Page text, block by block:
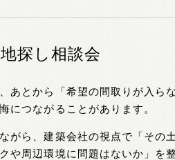
探し相談会
あとから「希望の間取りが入ら
につながることがあります。
ら、建築会社の視点で「その
や周辺環境に問題はないか」を